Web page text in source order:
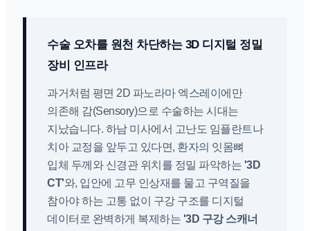
수술 오차를 원천 차단하는 3D 디지털 정밀
장비 인프라
과거처럼 평면 2D 파노라마 엑스레이에만
의존해 감(Sensory)으로 수술하는 시대는
지났습니다. 하남 미사에서 고난도 임플란트나
치아 교정을 앞두고 있다면, 환자의 잇몸뼈
입체 두께와 신경관 위치를 정밀 파악하는 '3D
CT'와, 입안에 고무 인상재를 물고 구역질을
참아야 하는 고통 없이 구강 구조를 디지털
데이터로 완벽하게 복제하는 '3D 구강 스캐너